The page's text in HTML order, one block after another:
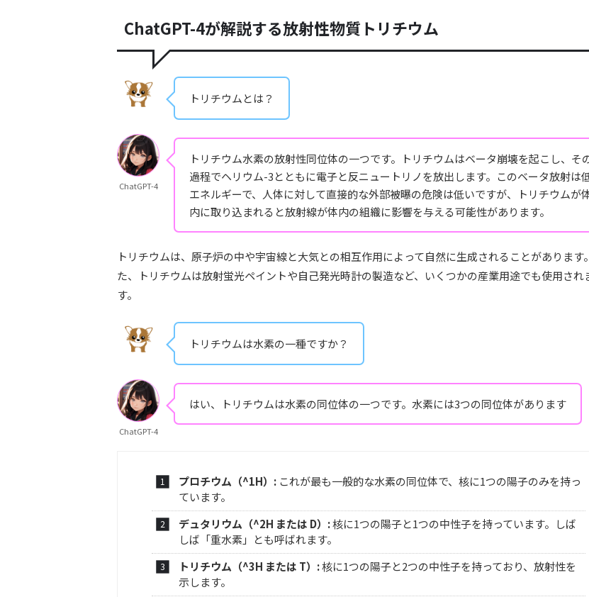
ChatGPT-4が解説する放射性物質トリチウム
トリチウムとは？
ChatGPT-4
トリチウム水素の放射性同位体の一つです。トリチウムはベータ崩壊を起こし、そ
過程でヘリウム-3とともに電子と反ニュートリノを放出します。このベータ放射は
エネルギーで、人体に対して直接的な外部被曝の危険は低いですが、トリチウムが
内に取り込まれると放射線が体内の組織に影響を与える可能性があります。
トリチウムは、原子炉の中や宇宙線と大気との相互作用によって自然に生成されることがあります
た、トリチウムは放射蛍光ペイントや自己発光時計の製造など、いくつかの産業用途でも使用され
す。
トリチウムは水素の一種ですか？
ChatGPT-4
はい、トリチウムは水素の同位体の一つです。水素には3つの同位体があります
プロチウム（^1H）: これが最も一般的な水素の同位体で、核に1つの陽子のみを持っ
ています。
デュタリウム（^2H または D）:核に1つの陽子と1つの中性子を持っています。しば
しば「重水素」とも呼ばれます。
トリチウム（^3H または T）:核に1つの陽子と2つの中性子を持っており、放射性を
示します。